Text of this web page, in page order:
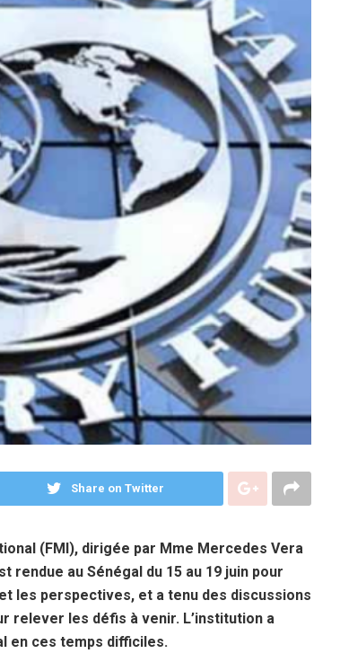
Share on Twitter
(FMI), dirigée par Mme Mercedes Vera
rendue au Sénégal du 15 au 19 juin pour
les perspectives, et a tenu des discussions
relever les défis à venir. L’institution a
en ces temps difficiles.